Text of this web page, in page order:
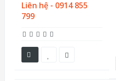
Liên hệ - 0914 855
799